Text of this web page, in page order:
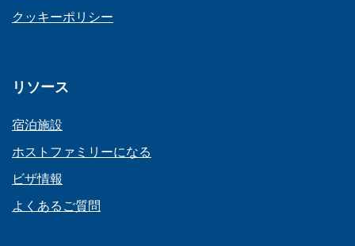
クッキーポリシー
リソース
宿泊施設
ホストファミリーになる
ビザ情報
よくあるご質問